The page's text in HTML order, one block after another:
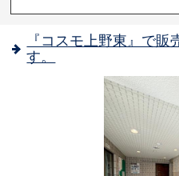
『コスモ上野東』で
す。